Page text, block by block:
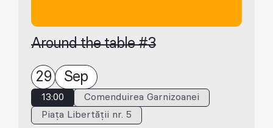
Around the table #3
29 Sep
13:00
Comenduirea Garnizoanei
Piața Libertății nr. 5